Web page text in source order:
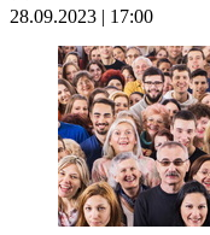
28.09.2023 | 17:00